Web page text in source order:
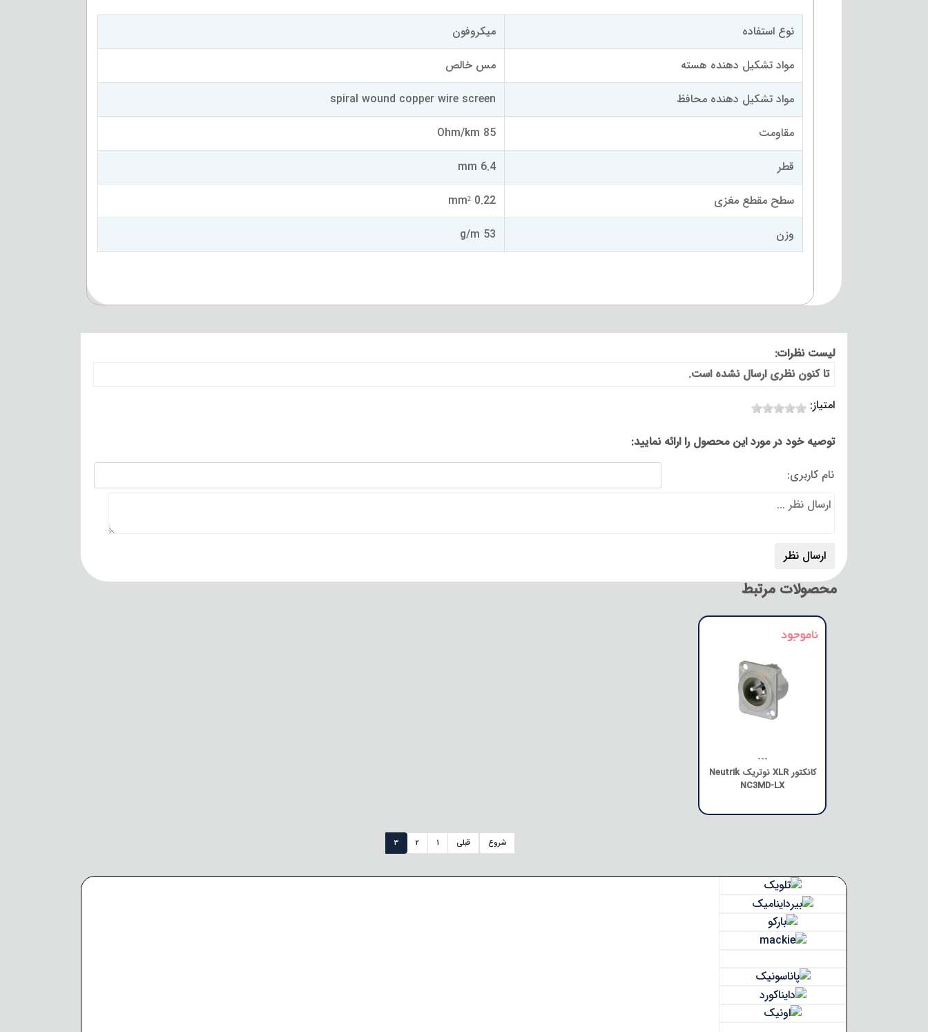
نوع استفاده
میکروفون
مواد تشکیل دهنده هسته
مس خالص
مواد تشکیل دهنده محافظ
spiral wound copper wire screen
مقاومت
85 Ohm/km
قطر
6.4 mm
سطح مقطع مغزی
0.22 mm²
وزن
53 g/m
لیست نظرات:
تا کنون نظری ارسال نشده است.
امتیاز:
توصیه خود در مورد این محصول را ارائه نمایید:
نام کاربری:
محصولات مرتبط
---
کانکتور XLR نوتریک Neutrik
NC3MD-LX
شروع قبلی 1
2
3